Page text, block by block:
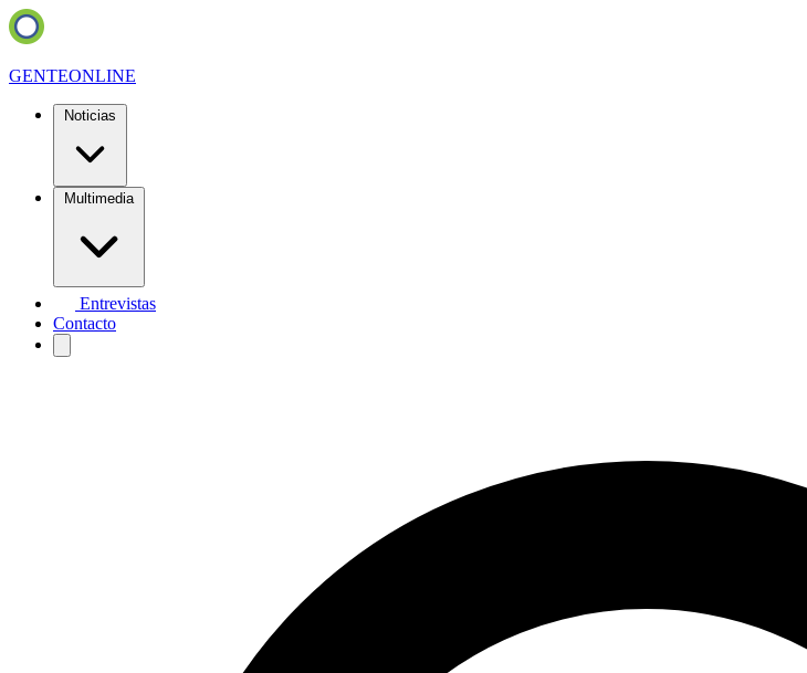
GENTEONLINE
Noticias
Multimedia
Entrevistas
Contacto